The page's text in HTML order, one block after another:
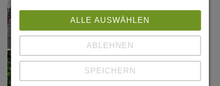
ALLE AUSWÄHLEN
ABLEHNEN
SPEICHERN